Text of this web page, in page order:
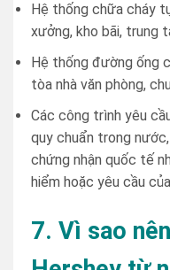
Hệ thống chữa cháy
xưởng, kho bãi, trung
Hệ thống đường ống
tòa nhà văn phòng,
Các công trình yêu
quy chuẩn trong
chứng nhận quốc tế
hiểm hoặc yêu cầu
7. Vì sao